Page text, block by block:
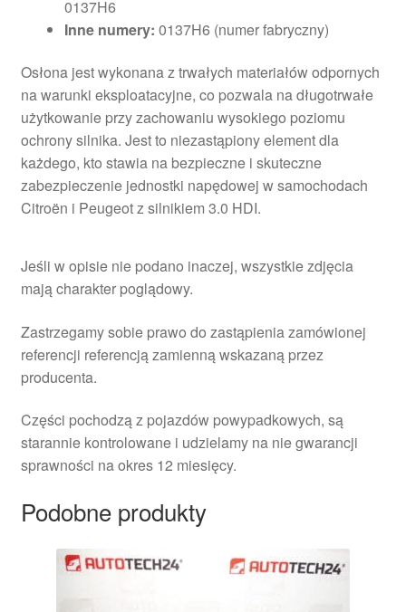
0137H6
Inne numery: 0137H6 (numer fabryczny)
Osłona jest wykonana z trwałych materiałów odpornych
na warunki eksploatacyjne, co pozwala na długotrwałe
użytkowanie przy zachowaniu wysokiego poziomu
ochrony silnika. Jest to niezastąpiony element dla
każdego, kto stawia na bezpieczne i skuteczne
zabezpieczenie jednostki napędowej w samochodach
Citroën i Peugeot z silnikiem 3.0 HDI.
Jeśli w opisie nie podano inaczej, wszystkie zdjęcia
mają charakter poglądowy.
Zastrzegamy sobie prawo do zastąpienia zamówionej
referencji referencją zamienną wskazaną przez
producenta.
Części pochodzą z pojazdów powypadkowych, są
starannie kontrolowane i udzielamy na nie gwarancji
sprawności na okres 12 miesięcy.
Podobne produkty